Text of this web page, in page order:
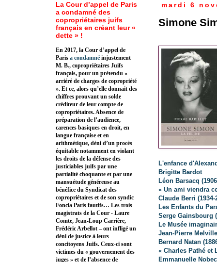
mardi 6
Simone
L'enfance
Brigitte Bardot
Léon Barsacq
« Un ami viendra
Claude Berri (1934-
Les Enfants du
Serge Gainsbourg
Le Musée
Jean-Pierre
Bernard Natan
« Charles Pathé et
Emmanuelle
La Cour d’appel de Paris
a condamné des
copropriétaires juifs
français en créant leur «
dette » !
En 2017, la Cour d’appel de
Paris a condamné injustement
M. B., copropriétaires Juifs
français, pour un prétendu «
arriéré de charges de copropriété
». Et ce, alors qu’elle donnait des
chiffres prouvant un solde
créditeur de leur compte de
copropriétaires. Absence de
préparation de l’audience,
carences basiques en droit, en
langue française et en
arithmétique, déni d’un procès
équitable notamment en violant
les droits de la défense des
justiciables juifs par une
partialité choquante et par une
mansuétude généreuse au
bénéfice du Syndicat des
copropriétaires et de son syndic
Foncia Paris fautifs… Les trois
magistrats de la Cour - Laure
Comte, Jean-Loup Carrière,
Frédéric Arbellot – ont infligé un
déni de justice à leurs
concitoyens Juifs. Ceux-ci sont
victimes du « gouvernement des
juges » et de l’absence de